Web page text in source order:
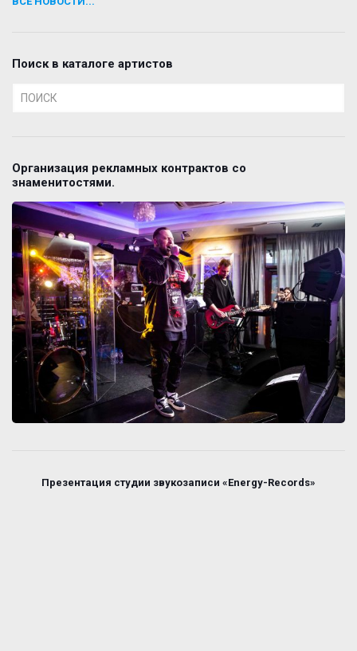
Поиск в каталоге артистов
Организация рекламных контрактов со
знаменитостями.
Презентация студии звукозаписи «Energy-Records»